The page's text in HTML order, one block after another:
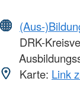
(Aus-
DRK-
Karte: Link